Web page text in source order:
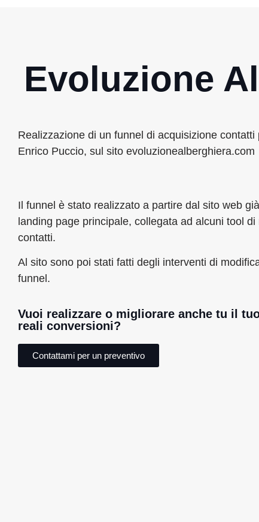
Evoluzione
Realizzazione di un funnel di acquisizione
Enrico Puccio, sul sito evoluzionealberghiera.com
Il funnel è stato realizzato a partire dal sito web
landing page principale, collegata ad alcuni tool
contatti.
Al sito sono poi stati fatti degli interventi di
funnel.
Vuoi realizzare o migliorare anche tu il
reali conversioni?
Contattami per un preventivo